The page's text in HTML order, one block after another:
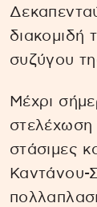
διακομιδή
συζύγου
Μέχρι
στελέχωση
στάσιμες
Καντάνου-